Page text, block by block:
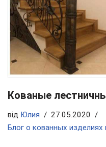
Кованые
від Юлия
27.05.2020
Блог о кованных